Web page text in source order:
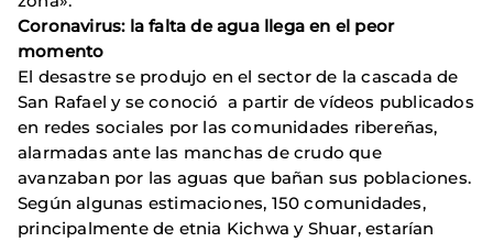
Coronavirus: la falta de agua llega en el peor
momento
El desastre se produjo en el sector de la cascada de
San Rafael y se conoció a partir de vídeos publicados
en redes sociales por las comunidades ribereñas,
alarmadas ante las manchas de crudo que
avanzaban por las aguas que bañan sus poblaciones.
Según algunas estimaciones, 150 comunidades,
principalmente de etnia Kichwa y Shuar, estarían